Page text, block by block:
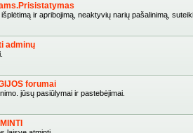
ir apribojimą, neaktyvių narių pašalinimą,
adminų
forumai
jūsų pasiūlymai ir pastebėjimai.